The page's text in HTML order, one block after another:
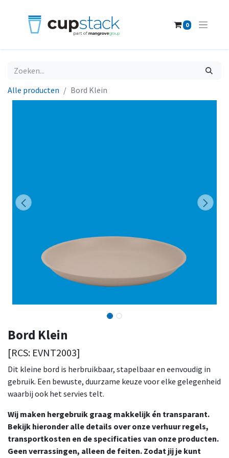
0
Alle producten Bord Klein
Bord Klein
[RCS: EVNT2003]
Dit kleine bord is herbruikbaar, stapelbaar en eenvoudig in
gebruik. Een bewuste, duurzame keuze voor elke gelegenheid
waarbij ook het servies telt.
Wij maken hergebruik graag makkelijk én transparant.
Bekijk hieronder alle details over onze verhuur regels,
transportkosten en de specificaties van onze producten.
Geen verrassingen, alleen de feiten. Zodat jij je kunt